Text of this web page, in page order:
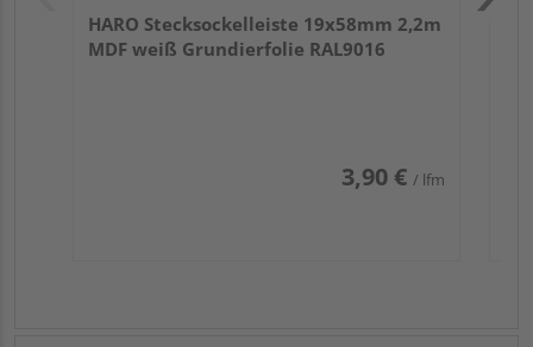
HARO Stecksockelleiste 19x58mm 2,2m
MDF weiß Grundierfolie RAL9016
3,90 € / lfm